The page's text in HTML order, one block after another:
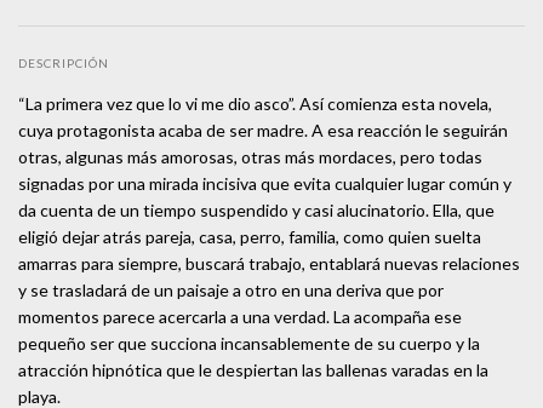
DESCRIPCIÓN
“La primera vez que lo vi me dio asco”. Así comienza esta novela,
cuya protagonista acaba de ser madre. A esa reacción le seguirán
otras, algunas más amorosas, otras más mordaces, pero todas
signadas por una mirada incisiva que evita cualquier lugar común y
da cuenta de un tiempo suspendido y casi alucinatorio. Ella, que
eligió dejar atrás pareja, casa, perro, familia, como quien suelta
amarras para siempre, buscará trabajo, entablará nuevas relaciones
y se trasladará de un paisaje a otro en una deriva que por
momentos parece acercarla a una verdad. La acompaña ese
pequeño ser que succiona incansablemente de su cuerpo y la
atracción hipnótica que le despiertan las ballenas varadas en la
playa.